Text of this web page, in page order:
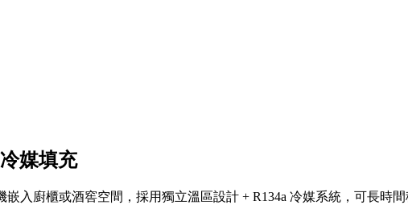
媒填充
入廚櫃或酒窖空間，採用獨立溫區設計 + R134a 冷媒系統，可長時